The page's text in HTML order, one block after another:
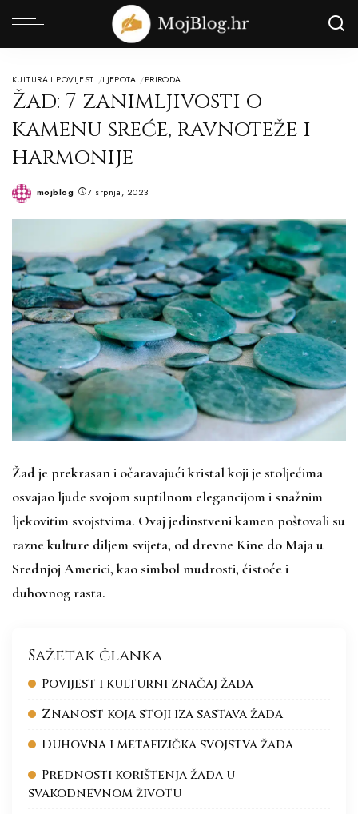
KULTURA I POVIJEST LJEPOTA PRIRODA
Žad: 7 zanimljivosti o
kamenu sreće, ravnoteže i
harmonije
Posted
mojblog 7 srpnja, 2023
Žad je prekrasan i očaravajući kristal koji je stoljećima
osvajao ljude svojom suptilnom elegancijom i snažnim
ljekovitim svojstvima. Ovaj jedinstveni kamen poštovali su
razne kulture diljem svijeta, od drevne Kine do Maja u
Srednjoj Americi, kao simbol mudrosti, čistoće i
duhovnog rasta.
Sažetak članka
Povijest i kulturni značaj žada
Znanost koja stoji iza sastava žada
Duhovna i metafizička svojstva žada
Prednosti korištenja žada u
svakodnevnom životu